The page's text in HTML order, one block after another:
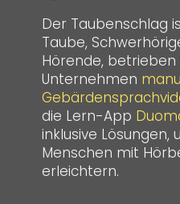
Der Taubenschlag
Taube,
Hörende,
Unternehmen
die Lern-App
inklusive Lösungen,
Menschen mit
erleichtern.